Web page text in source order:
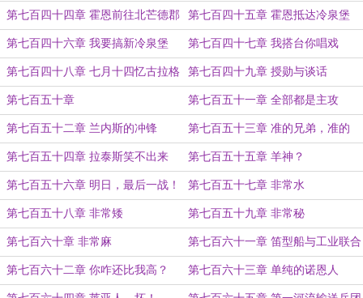
上 气
第七百四十四章 霍恩前往北芒德郡 第七百四十五章 霍恩抵达冷泉堡
第七百四十六章 我要搞新冷泉堡 第七百四十七章 我搭台你唱戏
第七百四十八章 七月十四忆古拉格
兄弟
第七百四十九章 授勋与谈话
第七百五十章 第七百五十一章 全部都是主攻
第七百五十二章 兰内斯的冲锋 第七百五十三章 准的兄弟，准的
第七百五十四章 拉泰斯笑不出来 第七百五十五章 羊神？
第七百五十六章 明日，最后一战！ 第七百五十七章 非常水
第七百五十八章 非常矮 第七百五十九章 非常秘
第七百六十章 非常麻 第七百六十一章 笛型船与工业联合
体
第七百六十二章 你咋还比我高？ 第七百六十三章 单纯的诺恩人